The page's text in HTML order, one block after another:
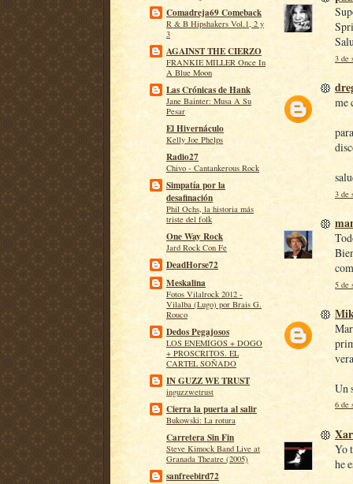
Comadreja69 Comeback
R & B Hipshakers Vol.1, 2 y
3
AGAINST THE CIERZO
FRANKIE MILLER Once In
A Blue Moon
Las Crónicas de Hank
Jane Bainter: Musa A Su
Pesar
El Hivernáculo
Kelly Joe Phelps
Radio27
Chivo - Cantankerous Rock
Simpatía por la
desafinación
Phil Ochs, la historia más
triste del folk
One Way Rock
Jard Rock Con Fe
DeadHorse72
Meskalina
Fotos Vilalrock 2012 -
Vilalba (Lugo) por Brais G.
Rouco
Dedos Pegajosos
LOS ENEMIGOS + DOGO
+ PROSCRITOS. EL
CARTEL SOÑADO
IN GUZZ WE TRUST
inguzzwetrust
Cierra la puerta al salir
Bukowski: La rotura
Carretera Sin Fin
Steve Kimock Band Live at
Granada Theatre (2005)
sanfreebird72
3 de
me
3 de
5 de
Un
6 de
Yo
he